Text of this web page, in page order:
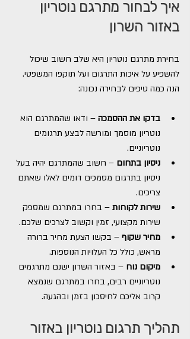
איך לבחור מתרגם נוטריון
באזור השרון
בחירת מתרגם נוטריון היא שלב חשוב שיכול
להשפיע על איכות התרגום ועל תוקפו המשפטי.
הנה כמה טיפים לבחירה נכונה:
בדקו את ההסמכה – ודאו שהמתרגם הוא
נוטריון מוסמך ומורשה לבצע תרגומים
נוטריוניים.
ניסיון בתחום – חשוב שהמתרגם יהיה בעל
ניסיון בתרגום מסמכים דומים לאלו שאתם
צריכים.
שירות לקוחות – בחרו במתרגם שמספק
שירות מקצועי, זמין וקשוב לצרכים שלכם.
מחיר שקוף – בקשו הצעת מחיר ברורה
מראש, כולל כל העלויות הנוספות.
מיקום נוח – באזור השרון ישנם מתרגמים
נוטריוניים רבים, בחרו במתרגם שנמצא
קרוב אליכם לחיסכון בזמן ובהגעה.
תהליך תרגום נוטריון באזור